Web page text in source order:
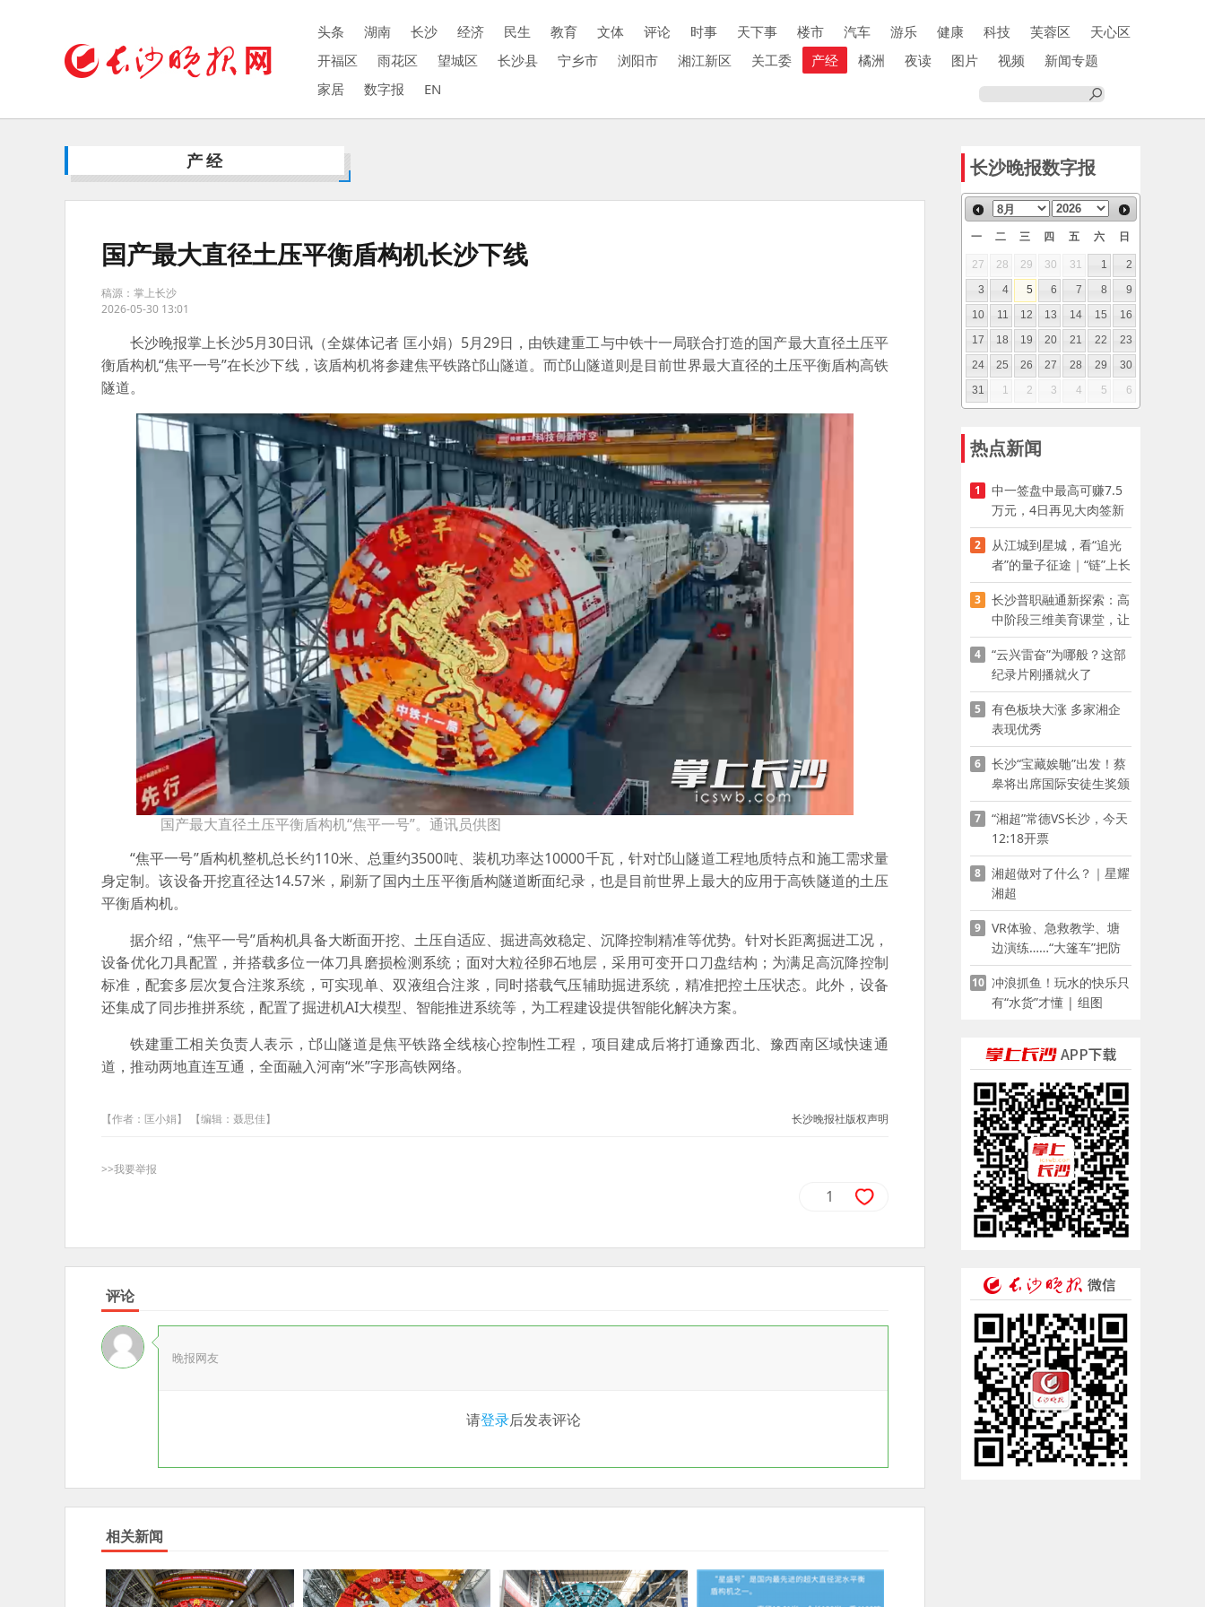
头条 湖南 长沙 经济 民生 教育 文体 评论 时事 天下事 楼市 汽车 游乐 健康 科技 芙蓉区
天心区
开福区
雨花区 望城区 长沙县 宁乡市 浏阳市 湘江新区 关工委 产经 橘洲 夜读 图片 视频
新闻专题
家居
数字报 EN
产经
国产最大直径土压平衡盾构机长沙下线
稿源：掌上长沙
2026-05-30 13:01
长沙晚报掌上长沙5月30日讯（全媒体记者 匡小娟）5月29日，由铁建重工与中铁十一局联合打造的国产最大直径土压平
衡盾构机“焦平一号”在长沙下线，该盾构机将参建焦平铁路邙山隧道。而邙山隧道则是目前世界最大直径的土压平衡盾构高铁
隧道。
国产最大直径土压平衡盾构机“焦平一号”。通讯员供图
“焦平一号”盾构机整机总长约110米、总重约3500吨、装机功率达10000千瓦，针对邙山隧道工程地质特点和施工需求量
身定制。该设备开挖直径达14.57米，刷新了国内土压平衡盾构隧道断面纪录，也是目前世界上最大的应用于高铁隧道的土压
平衡盾构机。
据介绍，“焦平一号”盾构机具备大断面开挖、土压自适应、掘进高效稳定、沉降控制精准等优势。针对长距离掘进工况，
设备优化刀具配置，并搭载多位一体刀具磨损检测系统；面对大粒径卵石地层，采用可变开口刀盘结构；为满足高沉降控制
标准，配套多层次复合注浆系统，可实现单、双液组合注浆，同时搭载气压辅助掘进系统，精准把控土压状态。此外，设备
还集成了同步推拼系统，配置了掘进机AI大模型、智能推进系统等，为工程建设提供智能化解决方案。
铁建重工相关负责人表示，邙山隧道是焦平铁路全线核心控制性工程，项目建成后将打通豫西北、豫西南区域快速通
道，推动两地直连互通，全面融入河南“米”字形高铁网络。
【作者：匡小娟】 【编辑：聂思佳】 长沙晚报社版权声明
>>我要举报
1
评论
晚报网友
请登录后发表评论
相关新闻
长沙晚报数字报
一 二 三 四 五 六 日
27 28 29 30 31 1
2
3
4 5 6 7 8
9
10
11 12 13 14 15
16
17
18 19 20 21 22
23
24
25 26 27 28 29
30
31
1 2 3 4 5 6
热点新闻
1
中一签盘中最高可赚7.5
万元，4日再见大肉签新
股
2
从江城到星城，看“追光
者”的量子征途｜“链”上长
沙 “才”够硬核
3
长沙普职融通新探索：高
中阶段三维美育课堂，让
少年向美而生
4
“云兴雷奋”为哪般？这部
纪录片刚播就火了
5
有色板块大涨 多家湘企
表现优秀
6
长沙“宝藏娭毑”出发！蔡
皋将出席国际安徒生奖颁
奖典礼并领奖
7
“湘超”常德VS长沙，今天
12:18开票
8
湘超做对了什么？｜星耀
湘超
9
VR体验、急救教学、塘
边演练……“大篷车”把防
溺水课堂搬到乡村青少年
家门口
10 冲浪抓鱼！玩水的快乐只
有“水货”才懂 | 组图